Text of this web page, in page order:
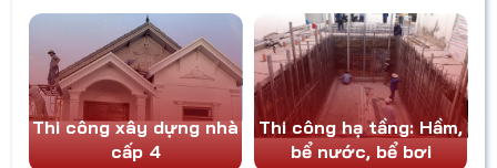
chia sẻ kinh
nghiệm quý
báu trong bài
viết dưới đây.
Thi công xây dựng nhà
cấp 4
Thi công hạ tầng: Hầm,
bể nước, bể bơi